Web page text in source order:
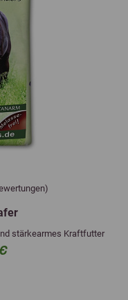
stärkearmes Kraftfutter